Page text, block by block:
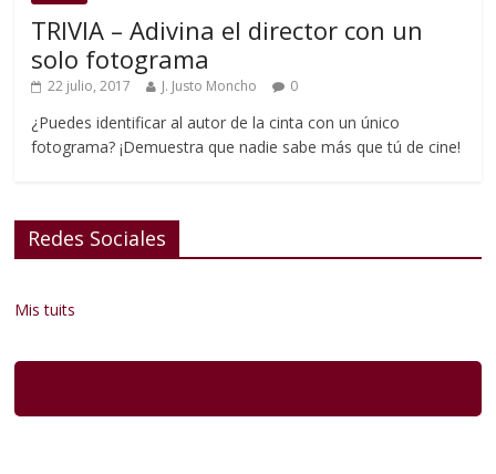
TRIVIA – Adivina el director con un
solo fotograma
22 julio, 2017 J. Justo Moncho 0
¿Puedes identificar al autor de la cinta con un único
fotograma? ¡Demuestra que nadie sabe más que tú de cine!
Redes Sociales
Mis tuits